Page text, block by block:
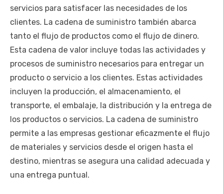
servicios para satisfacer las necesidades de los
clientes. La cadena de suministro también abarca
tanto el flujo de productos como el flujo de dinero.
Esta cadena de valor incluye todas las actividades y
procesos de suministro necesarios para entregar un
producto o servicio a los clientes. Estas actividades
incluyen la producción, el almacenamiento, el
transporte, el embalaje, la distribución y la entrega de
los productos o servicios. La cadena de suministro
permite a las empresas gestionar eficazmente el flujo
de materiales y servicios desde el origen hasta el
destino, mientras se asegura una calidad adecuada y
una entrega puntual.